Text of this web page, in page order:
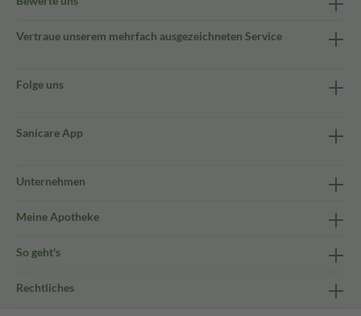
Vertraue unserem mehrfach ausgezeichneten Service
Folge uns
Sanicare App
Unternehmen
Meine Apotheke
So geht's
Rechtliches